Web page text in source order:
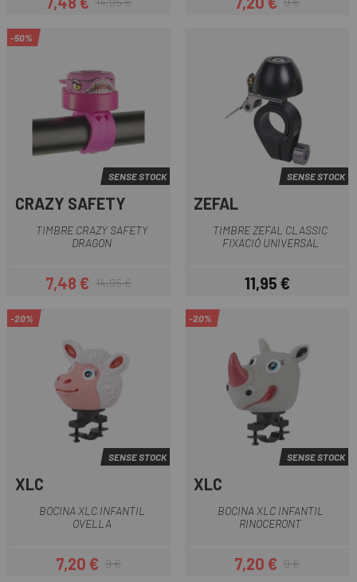
Preu
Preu regular Preu
Preu regular
-50%
SENSE STOCK
CRAZY SAFETY
TIMBRE CRAZY SAFETY
DRAGON
Preu
7,48 €Preu regular
14,95 €
SENSE STOCK
ZEFAL
TIMBRE ZEFAL CLASSIC
FIXACIÓ UNIVERSAL
Preu
11,95 €
-20%
SENSE STOCK
XLC
BOCINA XLC INFANTIL
OVELLA
Preu
7,20 €Preu regular
9 €
-20%
SENSE STOCK
XLC
BOCINA XLC INFANTIL
RINOCERONT
Preu
7,20 €Preu regular
9 €